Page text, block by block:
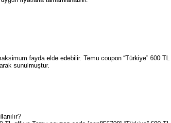
fayda elde edebilir. Temu coupon “Türkiye” 600 TL
sunulmuştur.